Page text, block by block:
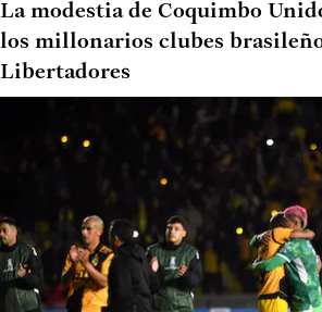
La modestia de Coquimbo
los millonarios clubes
Libertadores